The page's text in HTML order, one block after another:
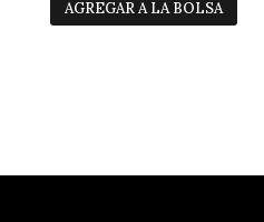
AGREGAR A LA BOLSA